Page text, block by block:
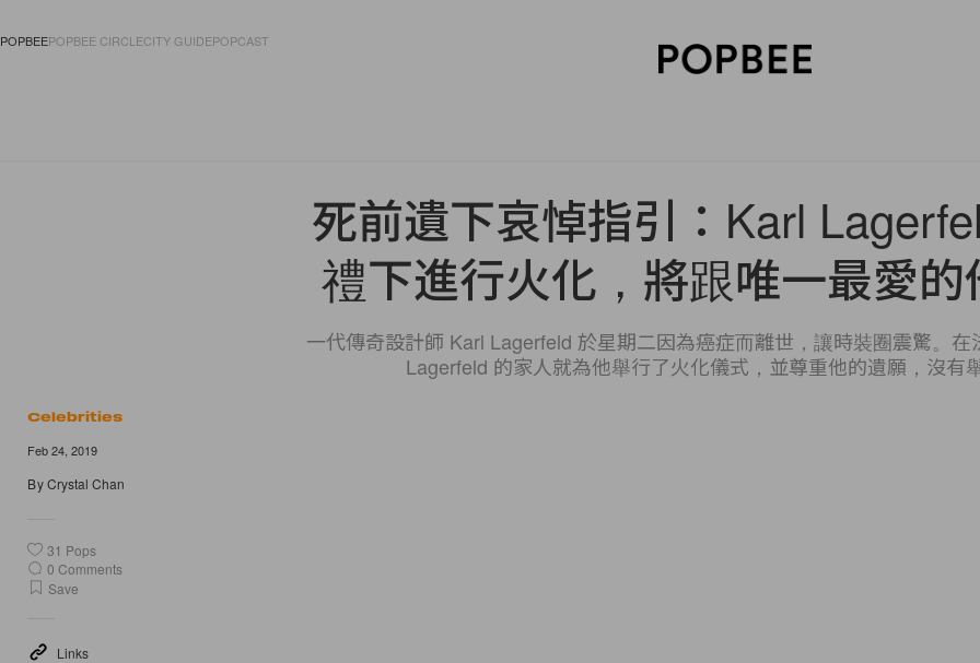
POPBEEPOPBEE CIRCLECITY GUIDEPOPCAST
死前遺下哀悼指引：Karl
禮下進行火化，將跟唯一最愛的
一代傳奇設計師 Karl Lagerfeld 於星期二因為癌症而離世，讓時裝圈震驚。
Lagerfeld 的家人就為他舉行了火化儀式，並尊重他的遺願，沒有舉
Celebrities
Feb 24, 2019
ByCrystal Chan
31 Pops
0 Comments
Save
Links